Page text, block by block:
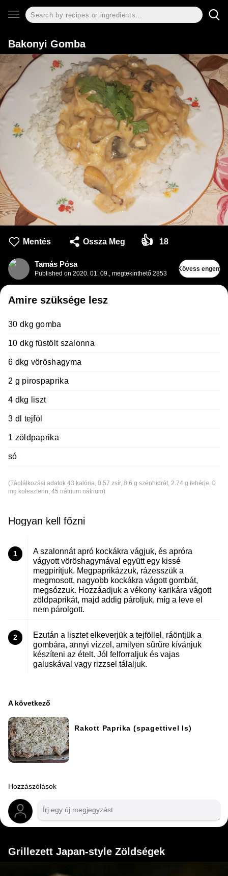
Bakonyi Gomba
Mentés Ossza Meg 👍 18
Tamás Pósa
Published on 2020. 01. 09., megtekinthető 2853
Kövess engem
Amire szüksége lesz
30 dkg gomba
10 dkg füstölt szalonna
6 dkg vöröshagyma
2 g pirospaprika
4 dkg liszt
3 dl tejföl
1 zöldpaprika
só
(Táplálkozási adatok 43 kalória, 0.57 zsír, 8.6 g szénhidrát, 2.74 g fehérje, 0
mg koleszterin, 45 nátrium nátrium)
Hogyan kell főzni
1
A szalonnát apró kockákra vágjuk, és apróra
vágyott vöröshagymával együtt egy kissé
megpirítjuk. Megpaprikázzuk, rázesszük a
megmosott, nagyobb kockákra vágott gombát,
megsózzuk. Hozzáadjuk a vékony karikára vágott
zöldpaprikát, majd addig pároljuk, míg a leve el
nem párolgott.
2
Ezután a lisztet elkeverjük a tejföllel, ráöntjük a
gombára, annyi vízzel, amilyen sűrűre kívánjuk
készíteni az ételt. Jól felforraljuk és vajas
galuskával vagy rizzsel tálaljuk.
A következő
Rakott Paprika (spagettivel Is)
Hozzászólások
Grillezett Japan-style Zöldségek